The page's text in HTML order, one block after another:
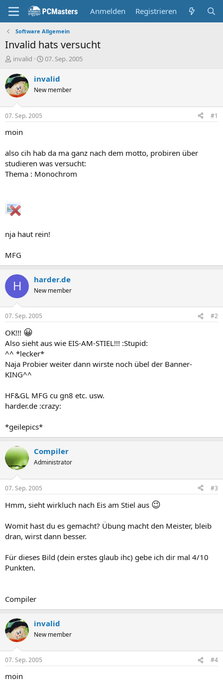
Anmelden Registrieren
Software Allgemein
Invalid hats versucht
E
s
t
e
e
r
invalid
E
s
e
t
07. Sep. 2005
invalid
New member
07. Sep. 2005 #1
moin
also cih hab da ma ganz nach dem motto, probiren über
studieren was versucht:
Thema : Monochrom
nja haut rein!
MFG
H harder.de
New member
07. Sep. 2005 #2
OK!!! 😀
Also sieht aus wie EIS-AM-STIEL!!! :Stupid:
^^ *lecker*
Naja Probier weiter dann wirste noch übel der Banner-
KING^^
HF&GL MFG cu gn8 etc. usw.
harder.de :crazy:
*geilepics*
Compiler
Administrator
07. Sep. 2005 #3
Hmm, sieht wirkluch nach Eis am Stiel aus 😉
Womit hast du es gemacht? Übung macht den Meister, bleib
dran, wirst dann besser.
Für dieses Bild (dein erstes glaub ihc) gebe ich dir mal 4/10
Punkten.
Compiler
invalid
New member
07. Sep. 2005 #4
moin